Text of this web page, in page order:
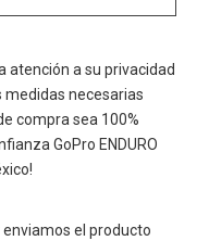
atención a su privacidad
necesarias
compra sea 100%
GoPro ENDURO
enviamos el producto